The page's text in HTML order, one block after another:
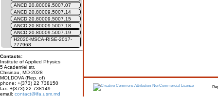
ANCD 20.80009.5007.07
ANCD 20.80009.5007.14
ANCD 20.80009.5007.15
ANCD 20.80009.5007.18
ANCD 20.80009.5007.19
H2020-MSCA-RISE-2017-
777968
Contacts:
Institute of Applied Physics
5 Academiei str.
Chisinau, MD-2028
MOLDOVA (Rep. of)
phone: +(373) 22 738150
fax: +(373) 22 738149
email: contact@ifa.usm.md
Report